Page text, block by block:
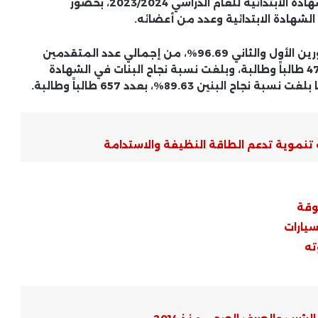
الابتدائية وعدد من أعضائه.
بلغت نسبة النجاح الإجمالية للشهادة الابتدائية للدورين الأول والثاني 96.69%، من إجمالي عدد المتقدمين
للامتحان، البالغ عددهم 4770 طالباً وطالبة، حضر 4710 طالباً وطالبة، وبلغت نسبة نجاح البنات في الشهادة
تدعم الطاقة النظيفة والاستدامة
«الرواق الأزهري» يواصل حضوره بكفر
الشيخ.. إقبال شبابي لافت في النسخة
تكنولوجي لدعم الابتكار وريادة الأعمال